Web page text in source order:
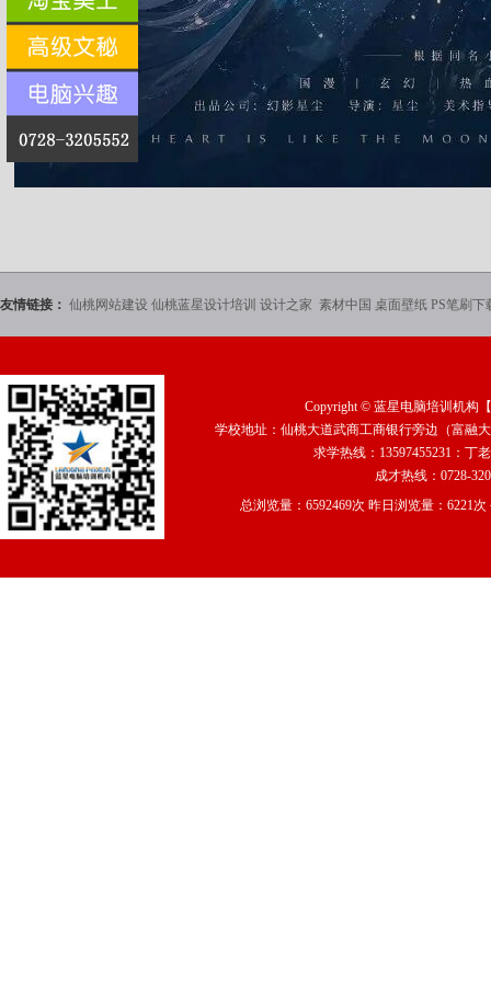
友情链接： 仙桃网站建设 仙桃蓝星设计培训 设计之家 素材中国 桌面壁纸 PS笔刷下
Copyright © 蓝星电脑培训机构
学校地址：仙桃大道武商工商银行旁边（富融
求学热线：13597455231：丁
成才热线：0728-
总浏览量：6592469次 昨日浏览量：6221